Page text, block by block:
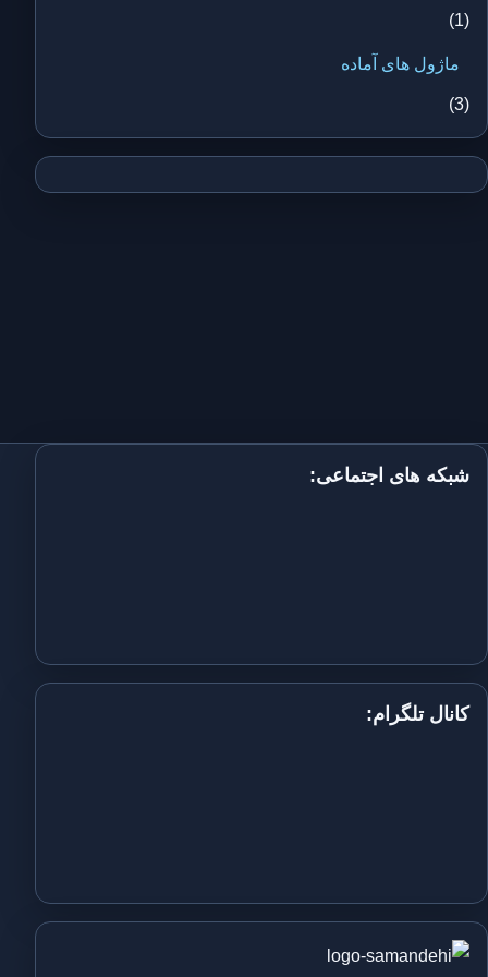
(1)
ماژول های آماده
(3)
شبکه های اجتماعی:
کانال تلگرام: